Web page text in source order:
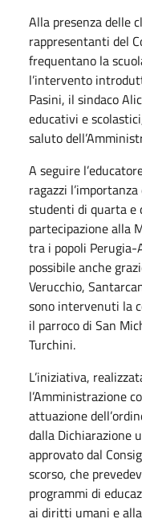
Alla presenza delle
rappresentanti del
frequentano la
l’intervento
Pasini, il sindaco
educativi e
saluto
A seguire
ragazzi
studenti di quarta e
partecipazione alla
tra i popoli Perugia-
possibile anche
Verucchio,
sono intervenuti la
il parroco di San
Turchini.
L’iniziativa,
l’Amministrazione
attuazione
dalla Dichiarazione
approvato dal
scorso, che
programmi di
ai diritti umani e